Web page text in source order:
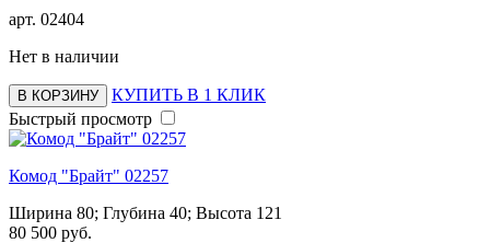
арт. 02404
Нет в наличии
В КОРЗИНУ
КУПИТЬ В 1 КЛИК
Быстрый просмотр
Комод "Брайт" 02257
Ширина 80; Глубина 40; Высота 121
80 500 руб.